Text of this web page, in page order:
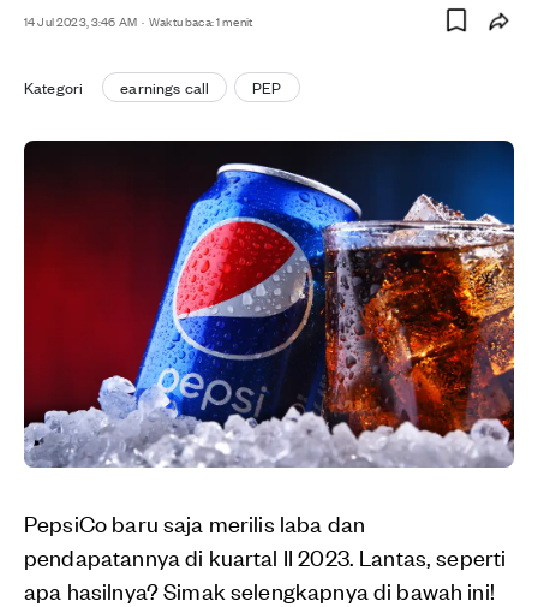
14 Jul 2023, 3:46 AM · Waktu baca: 1 menit
Kategori earnings call PEP
PepsiCo baru saja merilis laba dan
pendapatannya di kuartal II 2023. Lantas, seperti
apa hasilnya? Simak selengkapnya di bawah ini!